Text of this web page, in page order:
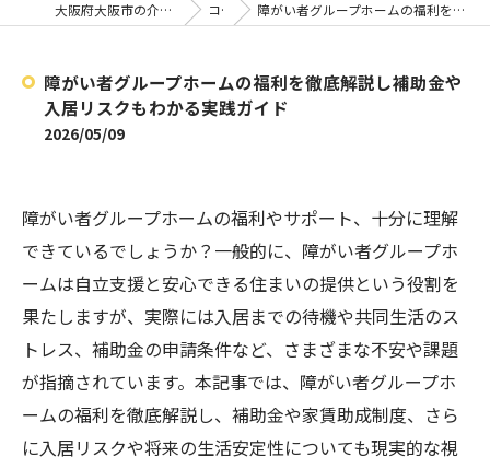
大阪府大阪市の介護施設なら株式会社CONNECT コラム 障がい者グループホームの福利を徹底解説し補助金や入居リスクもわかる実践ガイド
障がい者グループホームの福利を徹底解説し補助金や
入居リスクもわかる実践ガイド
2026/05/09
障がい者グループホームの福利やサポート、十分に理解
できているでしょうか？一般的に、障がい者グループホ
ームは自立支援と安心できる住まいの提供という役割を
果たしますが、実際には入居までの待機や共同生活のス
トレス、補助金の申請条件など、さまざまな不安や課題
が指摘されています。本記事では、障がい者グループホ
ームの福利を徹底解説し、補助金や家賃助成制度、さら
に入居リスクや将来の生活安定性についても現実的な視